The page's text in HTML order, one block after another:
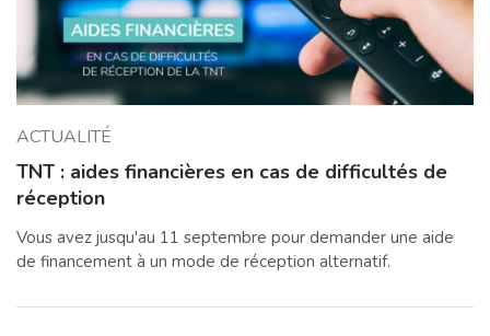
ACTUALITÉ
TNT : aides financières en cas de difficultés de
réception
Vous avez jusqu'au 11 septembre pour demander une aide
de financement à un mode de réception alternatif.